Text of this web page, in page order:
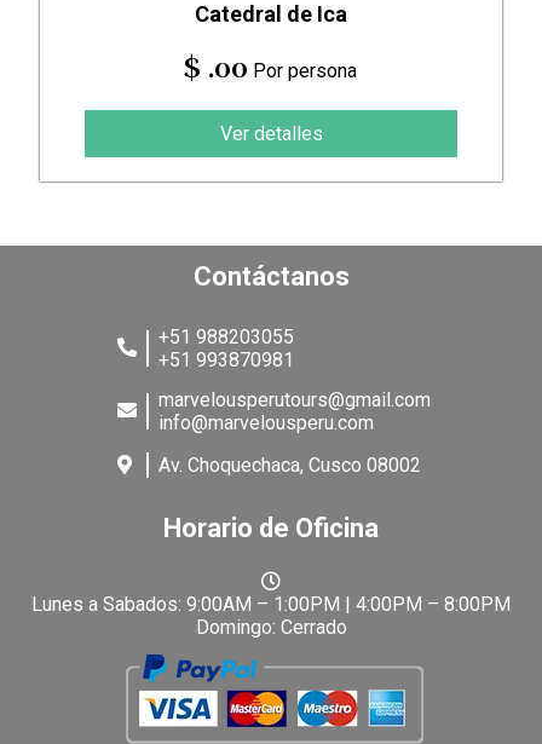
Catedral de Ica
$ .00 Por persona
Ver detalles
Contáctanos
+51 988203055
+51 993870981
marvelousperutours@gmail.com
info@marvelousperu.com
Av. Choquechaca, Cusco 08002
Horario de Oficina
Lunes a Sabados: 9:00AM – 1:00PM | 4:00PM – 8:00PM
Domingo: Cerrado